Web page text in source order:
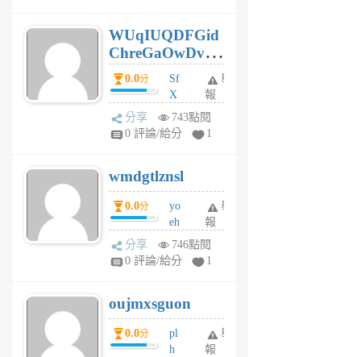
個
月
前
WUqIUQDFGid
ChreGaOwDv
dY0.0分
Sf
X
Pe
Jc
R
P
m
v
A
V
個
月
前
舉
報
分享
743點閱
0 評論/給分
1
wmdgtlznsl
0.0分
yo
eh
ld
gy
個
月
前
舉
報
分享
746點閱
0 評論/給分
1
oujmxsguon
0.0分
pl
h
舉
報